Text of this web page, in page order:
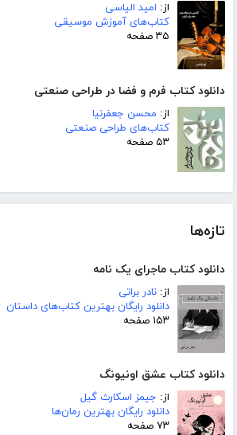
از: امید الیاسی
کتاب‌های آموزش موسیقی
۳۵ صفحه
دانلود کتاب فرم و فضا در طراحی صنعتی
از: محسن جعفرنیا
کتاب‌های طراحی صنعتی
۵۳ صفحه
تازه‌ها
دانلود کتاب ماجرای یک نامه
از: نادر براتی
دانلود رایگان بهترین کتاب‌های داستان
۱۵۳ صفحه
دانلود کتاب عشق اونیونگ
از: جیمز اسکارث گیل
دانلود رایگان بهترین رمان‌ها
۷۳ صفحه